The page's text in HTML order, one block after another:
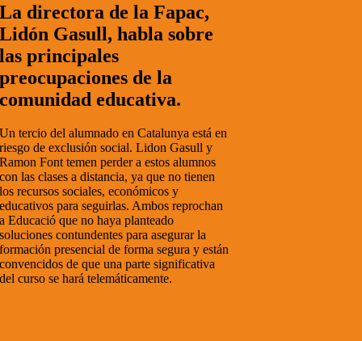
La directora de la Fapac,
Lidón Gasull, habla sobre
las principales
preocupaciones de la
comunidad educativa.
Un tercio del alumnado en Catalunya está en
riesgo de exclusión social. Lidon Gasull y
Ramon Font temen perder a estos alumnos
con las clases a distancia, ya que no tienen
los recursos sociales, económicos y
educativos para seguirlas. Ambos reprochan
a Educació que no haya planteado
soluciones contundentes para asegurar la
formación presencial de forma segura y están
convencidos de que una parte significativa
del curso se hará telemáticamente.